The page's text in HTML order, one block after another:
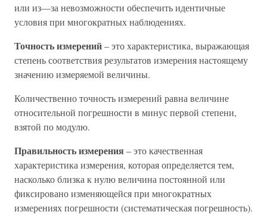
или из—за невозможности обеспечить идентичные
условия при многократных наблюдениях.
Точность измерений– это характеристика, выражающая
степень соответствия результатов измерения настоящему
значению измеряемой величины.
Количественно точность измерений равна величине
относительной погрешности в минус первой степени,
взятой по модулю.
Правильность измерения – это качественная
характеристика измерения, которая определяется тем,
насколько близка к нулю величина постоянной или
фиксировано изменяющейся при многократных
измерениях погрешности (систематическая погрешность).